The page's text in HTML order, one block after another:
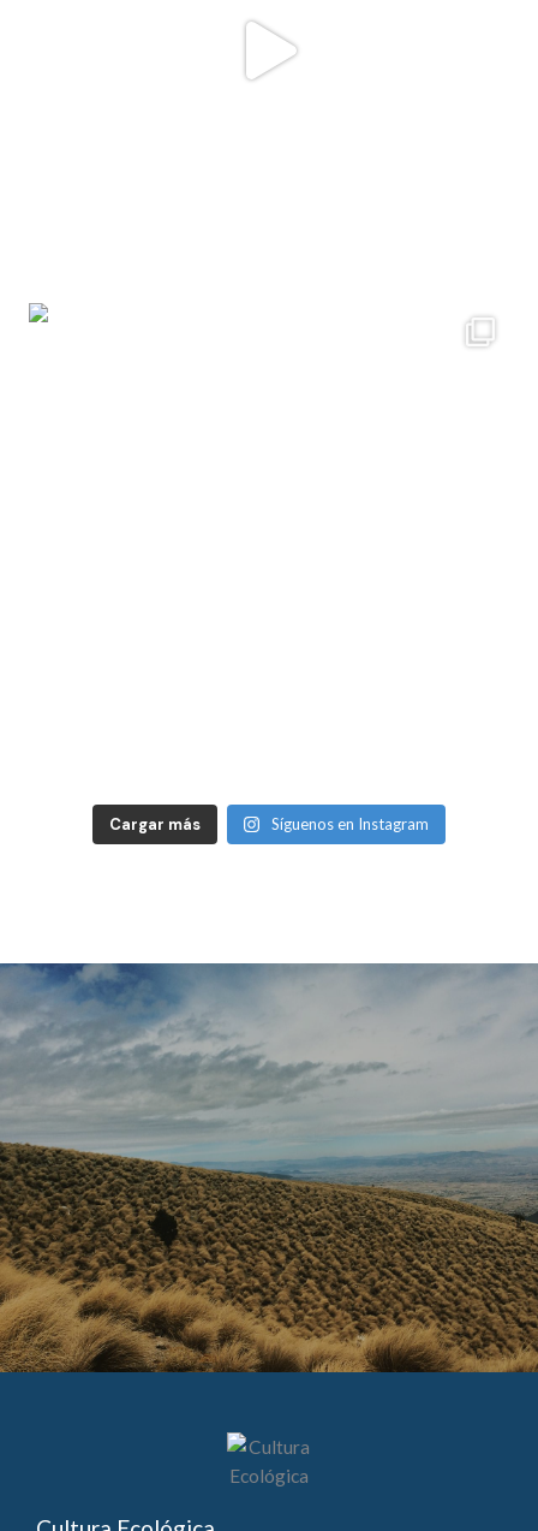
Cargar más Síguenos en Instagram